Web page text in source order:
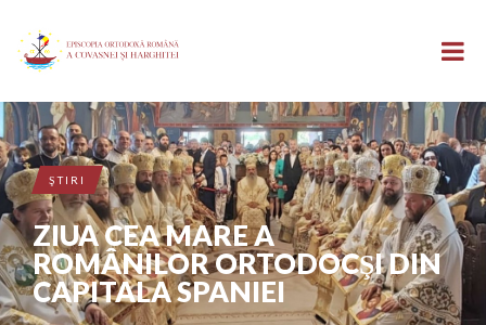
ŞTIRI
ZIUA CEA MARE A
ROMÂNILOR ORTODOCŞI DIN
CAPITALA SPANIEI